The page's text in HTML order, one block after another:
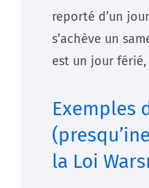
reporté d’un
s’achève un
est un jour
Exemples
la Loi